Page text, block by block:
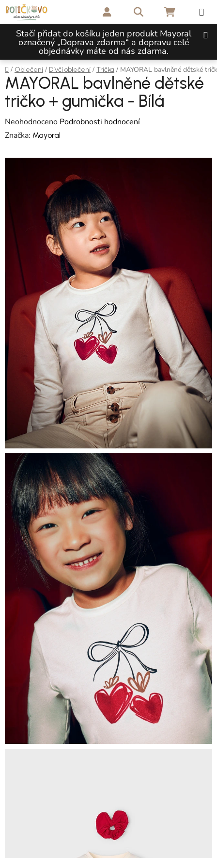
Přejít na obsah
Stačí přidat do košíku jeden produkt Mayoral
označený „Doprava zdarma“ a dopravu celé
objednávky máte od nás zdarma.
Hledat NÁKUPNÍ
Domů
/ Oblečení / Dívčí oblečení / Trička / MAYORAL bavlněné dětské
MAYORAL bavlněné dětské
tričko + gumička - Bílá
Průměrné hodnocení produktu je 0,0 z 5 hvězdiček.
Neohodnoceno Podrobnosti hodnocení
Značka: Mayoral